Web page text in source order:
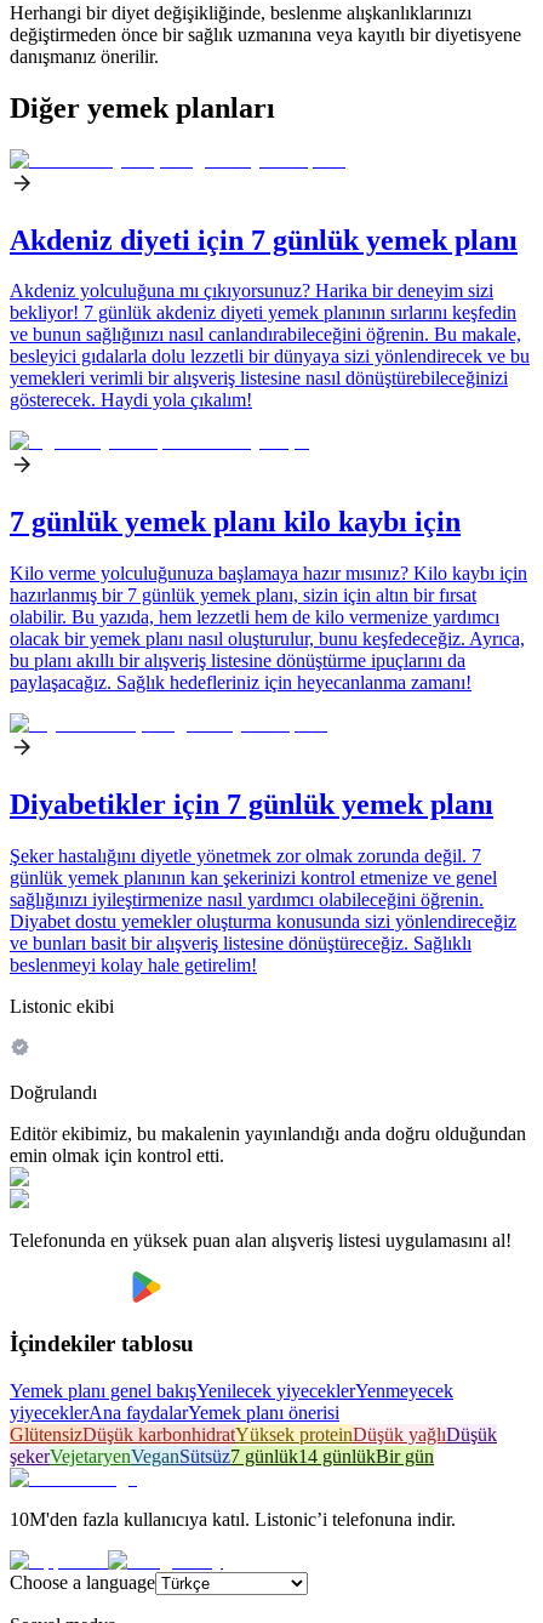
Herhangi bir diyet değişikliğinde, beslenme alışkanlıklarınızı
değiştirmeden önce bir sağlık uzmanına veya kayıtlı bir diyetisyene
danışmanız önerilir.
Diğer yemek planları
Akdeniz diyeti için 7 günlük yemek planı
Akdeniz yolculuğuna mı çıkıyorsunuz? Harika bir deneyim sizi
bekliyor! 7 günlük akdeniz diyeti yemek planının sırlarını keşfedin
ve bunun sağlığınızı nasıl canlandırabileceğini öğrenin. Bu makale,
besleyici gıdalarla dolu lezzetli bir dünyaya sizi yönlendirecek ve bu
yemekleri verimli bir alışveriş listesine nasıl dönüştürebileceğinizi
gösterecek. Haydi yola çıkalım!
7 günlük yemek planı kilo kaybı için
Kilo verme yolculuğunuza başlamaya hazır mısınız? Kilo kaybı için
hazırlanmış bir 7 günlük yemek planı, sizin için altın bir fırsat
olabilir. Bu yazıda, hem lezzetli hem de kilo vermenize yardımcı
olacak bir yemek planı nasıl oluşturulur, bunu keşfedeceğiz. Ayrıca,
bu planı akıllı bir alışveriş listesine dönüştürme ipuçlarını da
paylaşacağız. Sağlık hedefleriniz için heyecanlanma zamanı!
Diyabetikler için 7 günlük yemek planı
Şeker hastalığını diyetle yönetmek zor olmak zorunda değil. 7
günlük yemek planının kan şekerinizi kontrol etmenize ve genel
sağlığınızı iyileştirmenize nasıl yardımcı olabileceğini öğrenin.
Diyabet dostu yemekler oluşturma konusunda sizi yönlendireceğiz
ve bunları basit bir alışveriş listesine dönüştüreceğiz. Sağlıklı
beslenmeyi kolay hale getirelim!
Listonic ekibi
Doğrulandı
Editör ekibimiz, bu makalenin yayınlandığı anda doğru olduğundan
emin olmak için kontrol etti.
Telefonunda en yüksek puan alan alışveriş listesi uygulamasını al!
İçindekiler tablosu
Yemek planı genel bakışYenilecek yiyeceklerYenmeyecek
yiyeceklerAna faydalarYemek planı önerisi
GlütensizDüşük karbonhidratYüksek proteinDüşük yağlıDüşük
şekerVejetaryenVeganSütsüz7 günlük14 günlükBir gün
10M'den fazla kullanıcıya katıl. Listonic’i telefonuna indir.
Choose a language